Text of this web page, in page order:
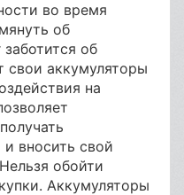
во время
об
об
свои аккумуляторы
на
и вносить свой
обойти
Аккумуляторы